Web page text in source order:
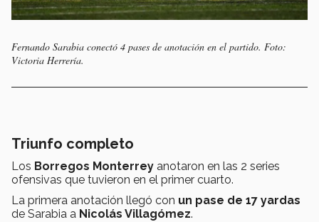
Fernando Sarabia conectó 4 pases de anotación en el partido. Foto:
Victoria Herrería.
Triunfo completo
Los Borregos Monterrey anotaron en las 2 series
ofensivas que tuvieron en el primer cuarto.
La primera anotación llegó con un pase de 17 yardas
de Sarabia a Nicolás Villagómez.